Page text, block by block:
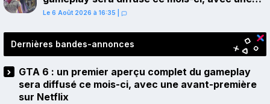
avant-première sur Netflix
Le 6 Août 2026 à 16:35
Dernières bandes-annonces
GTA 6 : un premier aperçu complet du gameplay
sera diffusé ce mois-ci, avec une avant-première
sur Netflix